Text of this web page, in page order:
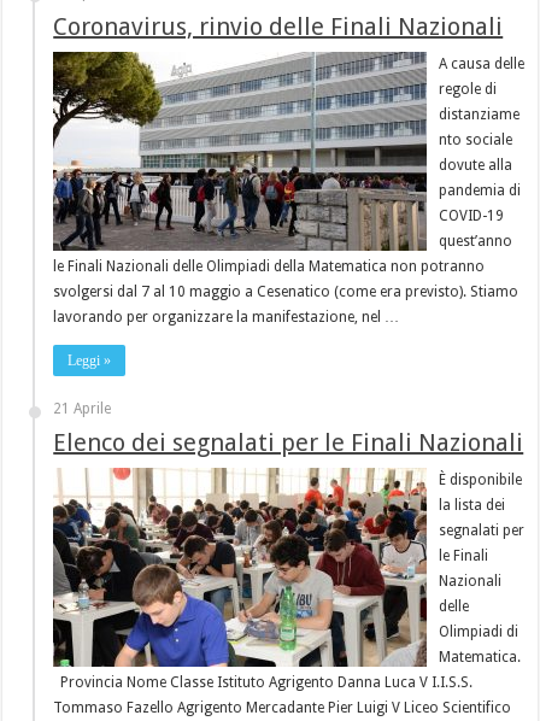
Coronavirus, rinvio delle Finali Nazionali
A causa delle
regole di
distanziame
nto sociale
dovute alla
pandemia di
COVID-19
quest’anno
le Finali Nazionali delle Olimpiadi della Matematica non potranno
svolgersi dal 7 al 10 maggio a Cesenatico (come era previsto). Stiamo
lavorando per organizzare la manifestazione, nel …
Leggi »
21 Aprile
Elenco dei segnalati per le Finali Nazionali
È disponibile
la lista dei
segnalati per
le Finali
Nazionali
delle
Olimpiadi di
Matematica.
Provincia Nome Classe Istituto Agrigento Danna Luca V I.I.S.S.
Tommaso Fazello Agrigento Mercadante Pier Luigi V Liceo Scientifico